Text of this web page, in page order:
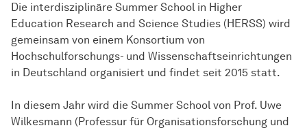
Die interdisziplinäre Summer School in Higher
Education Research and Science Studies (HERSS) wird
gemeinsam von einem Konsortium von
Hochschulforschungs- und Wissenschaftseinrichtungen
in Deutschland organisiert und findet seit 2015 statt.
In diesem Jahr wird die Summer School von Prof. Uwe
Wilkesmann (Professur für Organisationsforschung und